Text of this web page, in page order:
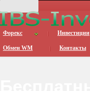
Форекс Инвестиции
Обмен WM Контакты